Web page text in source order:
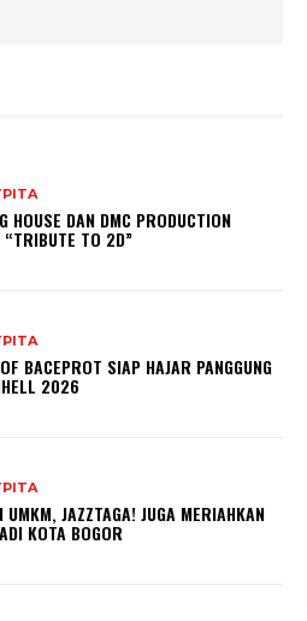
HOUSE DAN DMC PRODUCTION
“TRIBUTE TO 2D”
BACEPROT SIAP HAJAR PANGGUNG
2026
UMKM, JAZZTAGA! JUGA MERIAHKAN
KOTA BOGOR